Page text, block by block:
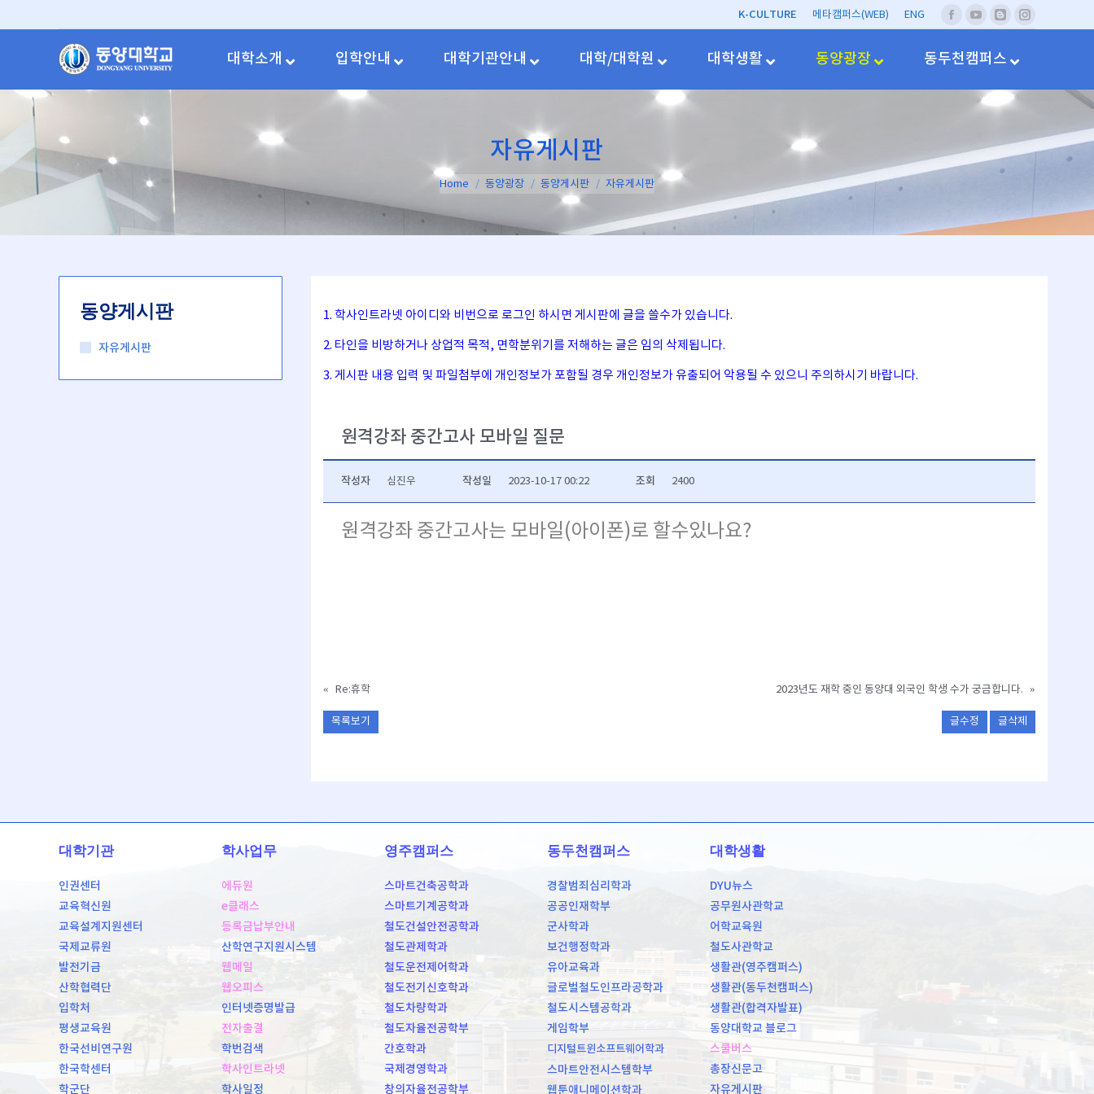
K-CULTURE 메타캠퍼스(WEB) ENG
페
스
북
유
브
네
버
그
Instagram
대학소개 입학안내 대학기관안내 대학/대학원 대학생활 동양광장 동두천캠퍼스
자유게시판
You are here:
Home 동양광장 동양게시판 자유게시판
1. 학사인트라넷 아이디와 비번으로 로그인 하시면 게시판에 글을 쓸수가 있습니다.
2. 타인을 비방하거나 상업적 목적, 면학분위기를 저해하는 글은 임의 삭제됩니다.
3. 게시판 내용 입력 및 파일첨부에 개인정보가 포함될 경우 개인정보가 유출되어 악용될 수 있으니 주의하시기 바랍니다.
원격강좌 중간고사 모바일 질문
작성자 심진우 작성일 2023-10-17 00:22 조회 2400
원격강좌 중간고사는 모바일(아이폰)로 할수있나요?
« Re:휴학 2023년도 재학 중인 동양대 외국인 학생 수가 궁금합니다. »
목록보기 글수정 글삭제
동양게시판
자유게시판
대학기관
인권센터
교육혁신원
교육설계지원센터
국제교류원
발전기금
산학협력단
입학처
평생교육원
한국선비연구원
한국학센터
학군단
학사업무
에듀원
e클래스
등록금납부안내
산학연구지원시스템
웹메일
웹오피스
인터넷증명발급
전자출결
학번검색
학사인트라넷
학사일정
영주캠퍼스
스마트건축공학과
스마트기계공학과
철도건설안전공학과
철도관제학과
철도운전제어학과
철도전기신호학과
철도차량학과
철도자율전공학부
간호학과
국제경영학과
창의자율전공학부
동두천캠퍼스
경찰범죄심리학과
공공인재학부
군사학과
보건행정학과
유아교육과
글로벌철도인프라공학과
철도시스템공학과
게임학부
디지털트윈소프트웨어학과
스마트안전시스템학부
웹툰애니메이션학과
대학생활
DYU뉴스
공무원사관학교
어학교육원
철도사관학교
생활관(영주캠퍼스)
생활관(동두천캠퍼스)
생활관(합격자발표)
동양대학교 블로그
스쿨버스
총장신문고
자유게시판